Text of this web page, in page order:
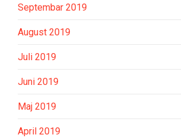
Septembar 2019
August 2019
Juli 2019
Juni 2019
Maj 2019
April 2019